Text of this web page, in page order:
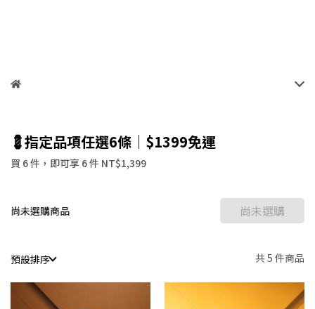
💈指定品項任選6條｜$1399免運
買 6 件， 即可享 6 件 NT$1,399
尚未選購商品 尚未選購
預設排序 共 5 件商品